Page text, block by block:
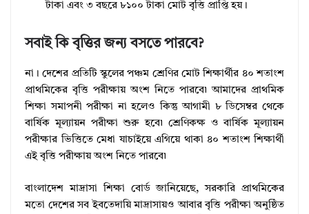
টাকা এবং ৩ বছরে ৮১০০ টাকা মোট বৃত্তি প্রাপ্তি হয়।
সবাই কি বৃত্তির জন্য বসতে পারবে?
না। দেশের প্রতিটি স্কুলের পঞ্চম শ্রেণির মোট শিক্ষার্থীর ৪০ শতাংশ
প্রাথমিকের বৃত্তি পরীক্ষায় অংশ নিতে পারবে৷ আমাদের প্রাথমিক
শিক্ষা সমাপনী পরীক্ষা না হলেও কিন্তু আগামী ৮ ডিসেম্বর থেকে
বার্ষিক মূল্যায়ন পরীক্ষা শুরু হবে৷ শ্রেণিকক্ষ ও বার্ষিক মূল্যায়ন
পরীক্ষার ভিত্তিতে মেধা যাচাইয়ে এগিয়ে থাকা ৪০ শতাংশ শিক্ষার্থী
এই বৃত্তি পরীক্ষায় অংশ নিতে পারবে৷
বাংলাদেশ মাদ্রাসা শিক্ষা বোর্ড জানিয়েছে, সরকারি প্রাথমিকের
মতো দেশের সব ইবতেদায়ি মাদ্রাসায়ও আবার বৃত্তি পরীক্ষা অনুষ্ঠিত